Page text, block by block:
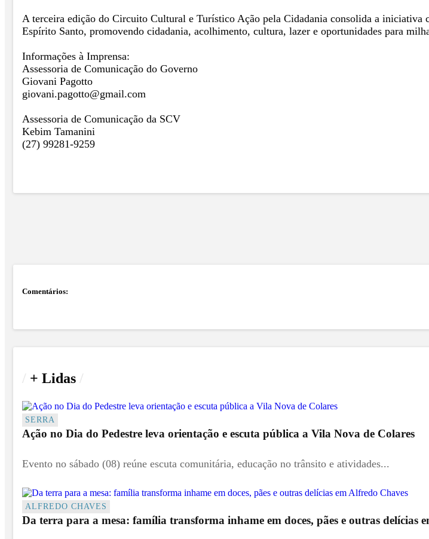
A terceira edição do Circuito Cultural e Turístico Ação pela Cidadania consolida a iniciativa
Espírito Santo, promovendo cidadania, acolhimento, cultura, lazer e oportunidades para
Informações à Imprensa:
Assessoria de Comunicação do Governo
Giovani Pagotto
giovani.pagotto@gmail.com
Assessoria de Comunicação da SCV
Kebim Tamanini
(27) 99281-9259
Comentários:
+ Lidas
SERRA
Ação no Dia do Pedestre leva orientação e escuta pública a Vila Nova de Colares
Evento no sábado (08) reúne escuta comunitária, educação no trânsito e atividades...
ALFREDO CHAVES
Da terra para a mesa: família transforma inhame em doces, pães e outras delícias